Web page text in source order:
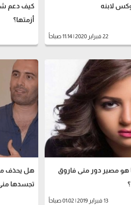
لابنه
22 فبراير 2020 | 11:14 صباحاً
كيف دعم
أزمتها؟
هو مصير دور منى فاروق
13 فبراير 2019 | 01:02 صباحاً
هل يحذف
تجسدها